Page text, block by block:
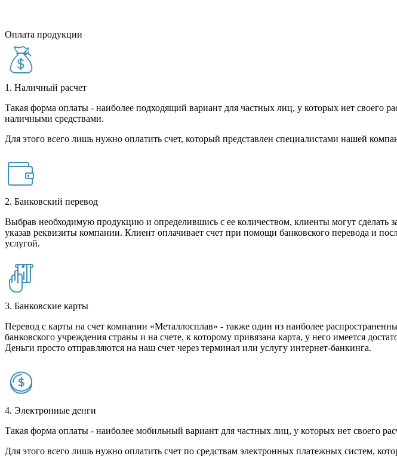
Оплата продукции
1. Наличный расчет
Такая форма оплаты - наиболее подходящий вариант для частных лиц, у которых нет своего
наличными средствами.
Для этого всего лишь нужно оплатить счет, который представлен специалистами нашей
2. Банковский перевод
Выбрав необходимую продукцию и определившись с ее количеством, клиенты могут сделать
указав реквизиты компании. Клиент оплачивает счет при помощи банковского перевода и
услугой.
3. Банковские карты
Перевод с карты на счет компании «Металлосплав» - также один из наиболее
банковского учреждения страны и на счете, к которому привязана карта, у него имеется
Деньги просто отправляются на наш счет через терминал или услугу интернет-банкинга.
4. Электронные денги
Такая форма оплаты - наиболее мобильный вариант для частных лиц, у которых нет своего
Для этого всего лишь нужно оплатить счет по средствам электронных платежных систем,